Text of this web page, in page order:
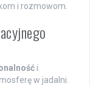
i rozmowom.
i
w jadalni.